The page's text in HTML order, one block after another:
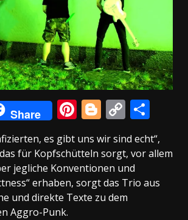
Share Pinterest
Blogger
Copy
Link
es gibt uns wir sind echt“,
für Kopfschütteln sorgt, vor allem
jegliche Konventionen und
erhaben, sorgt das Trio aus
und direkte Texte zu dem
Aggro-Punk.